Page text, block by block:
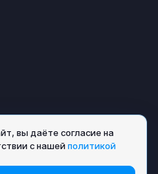
вы даёте согласие на
с нашей политикой